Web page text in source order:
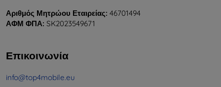
Αριθμός Μητρώου Εταιρείας: 46701494
ΑΦΜ ΦΠΑ: SK2023549671
Επικοινωνία
info@top4mobile.eu